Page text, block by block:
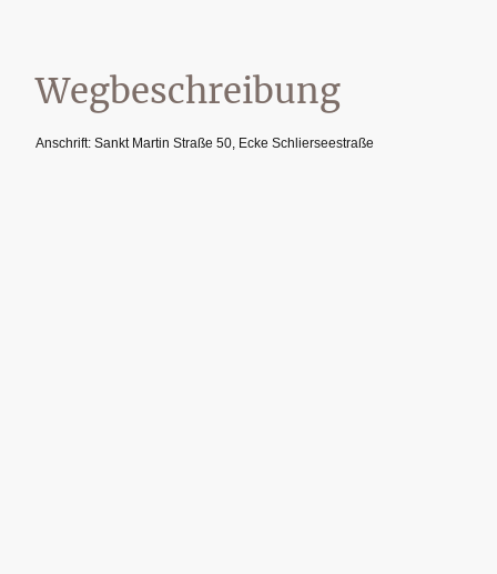
Wegbeschreibung
Anschrift: Sankt Martin Straße 50, Ecke Schlierseestraße